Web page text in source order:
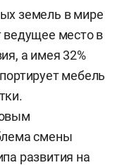
земель в мире
ведущее место в
а имея 32%
мебель
смены
развития на